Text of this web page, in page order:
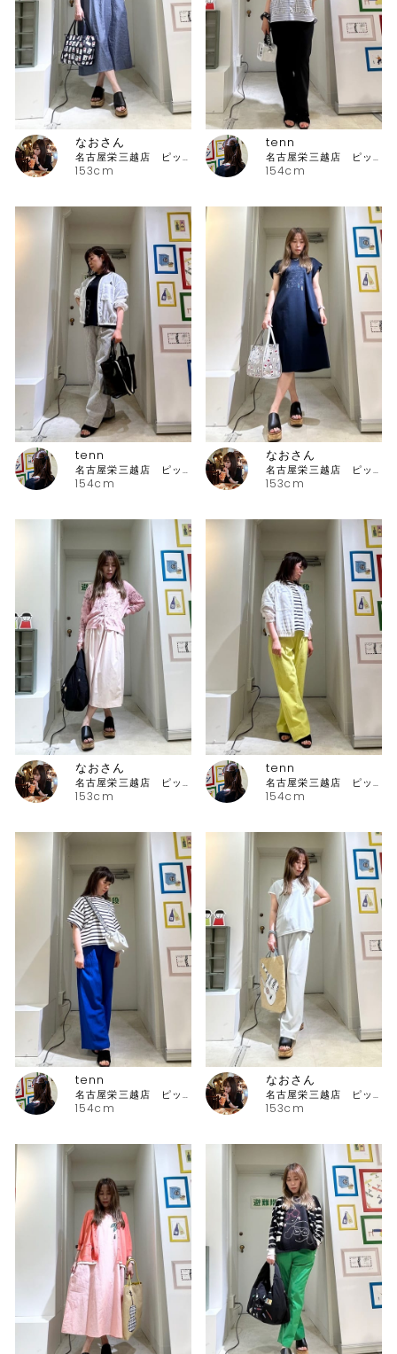
153cm
なおさん
名古屋栄三越店 ピッコーネ
154cm
tenn
名古屋栄三越店 ピッコーネ
154cm
tenn
名古屋栄三越店 ピッコーネ
153cm
なおさん
名古屋栄三越店 ピッコーネ
153cm
なおさん
名古屋栄三越店 ピッコーネ
154cm
tenn
名古屋栄三越店 ピッコーネ
154cm
tenn
名古屋栄三越店 ピッコーネ
153cm
なおさん
名古屋栄三越店 ピッコーネ